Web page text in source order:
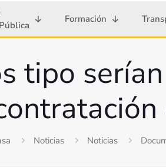
Formación
tipo
Noticias Noticias